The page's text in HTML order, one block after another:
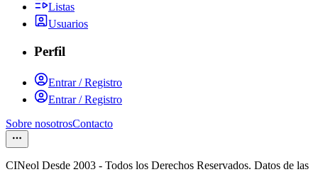
Listas
Usuarios
Perfil
Entrar / Registro
Entrar / Registro
Sobre nosotrosContacto
CINeol Desde 2003 - Todos los Derechos Reservados. Datos de las